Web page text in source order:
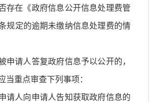
存在《政府信息公开信息处理费管
规定的逾期未缴纳信息处理费的情
请人答复政府信息予以公开的，
当重点审查下列事项：
请人向申请人告知获取政府信息的